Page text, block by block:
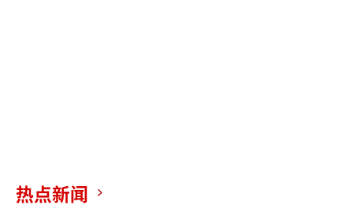
热点新闻